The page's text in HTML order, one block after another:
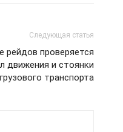
Следующая статья
рейдов проверяется
движения и стоянки
грузового транспорта